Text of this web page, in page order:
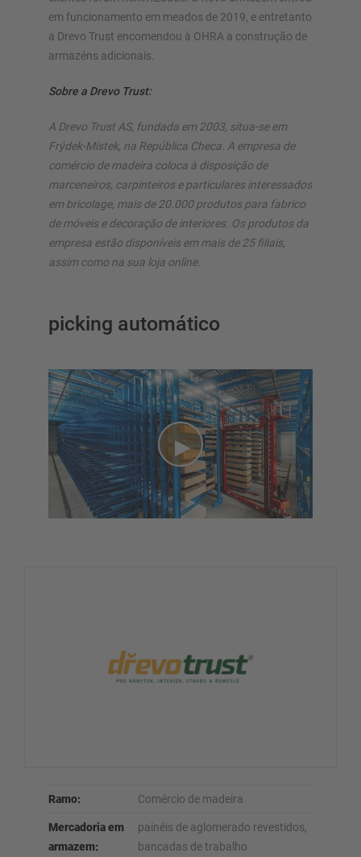
em funcionamento em meados de 2019, e entretanto
a Drevo Trust encomendou à OHRA a construção de
armazéns adicionais.
Sobre a Drevo Trust:
A Drevo Trust AS, fundada em 2003, situa-se em
Frýdek-Místek, na República Checa. A empresa de
comércio de madeira coloca à disposição de
marceneiros, carpinteiros e particulares interessados
em bricolage, mais de 20.000 produtos para fabrico
de móveis e decoração de interiores. Os produtos da
empresa estão disponíveis em mais de 25 filiais,
assim como na sua loja online.
picking automático
Ramo: Comércio de madeira
Mercadoria em
armazem:
painéis de aglomerado revestidos,
bancadas de trabalho